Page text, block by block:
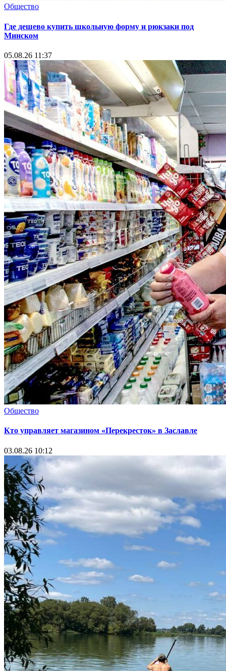
Общество
Где дешево купить школьную форму и рюкзаки под
Минском
05.08.26 11:37
Общество
Кто управляет магазином «Перекресток» в Заславле
03.08.26 10:12